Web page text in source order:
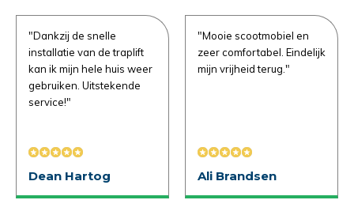
"Dankzij de snelle
installatie van de traplift
kan ik mijn hele huis weer
gebruiken. Uitstekende
service!"
Dean Hartog
"Mooie scootmobiel en
zeer comfortabel. Eindelijk
mijn vrijheid terug."
Ali Brandsen
Telefoonnummer*
Telefoonnummer*
Gewenste datum voor proefzitten
Opmerkingen